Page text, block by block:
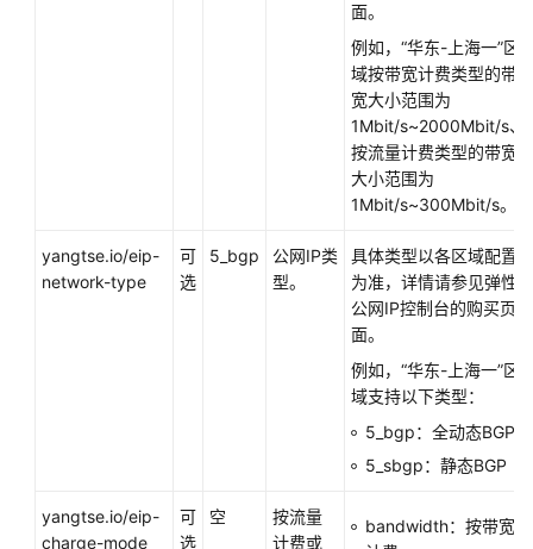
置
固
公
网
面。
例如，“华东-上海一”区
域按带宽计费类型的带
宽大小范围为
1Mbit/s~2000Mbit/s、
按流量计费类型的带宽
大小范围为
1Mbit/s~300Mbit/s。
yangtse.io/eip-
network-type
可
选
5_bgp
公网IP类
型。
具体类型以各区域配置
为准，详情请参见弹性
公网IP控制台的购买页
面。
例如，“华东-上海一”区
域支持以下类型：
5_bgp：全动态BGP
5_sbgp：静态BGP
yangtse.io/eip-
charge-mode
可
选
空
按流量
计费或
bandwidth：按带宽